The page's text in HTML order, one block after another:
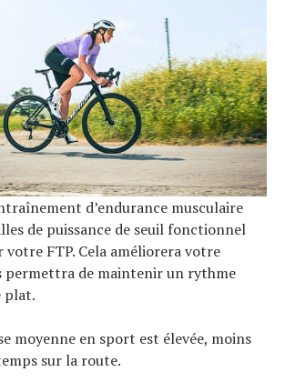
d’endurance musculaire
de puissance de seuil fonctionnel
FTP. Cela améliorera votre
permettra de maintenir un rythme
plat.
moyenne en sport est élevée, moins
sur la route.